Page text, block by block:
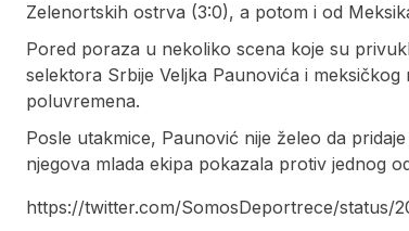
Zelenortskih ostrva (3:0), a potom i od
Pored poraza u nekoliko scena koje su
selektora Srbije Veljka Paunovića i
poluvremena.
Posle utakmice, Paunović nije želeo da
njegova mlada ekipa pokazala protiv jednog
https://twitter.com/SomosDeportrece/status/